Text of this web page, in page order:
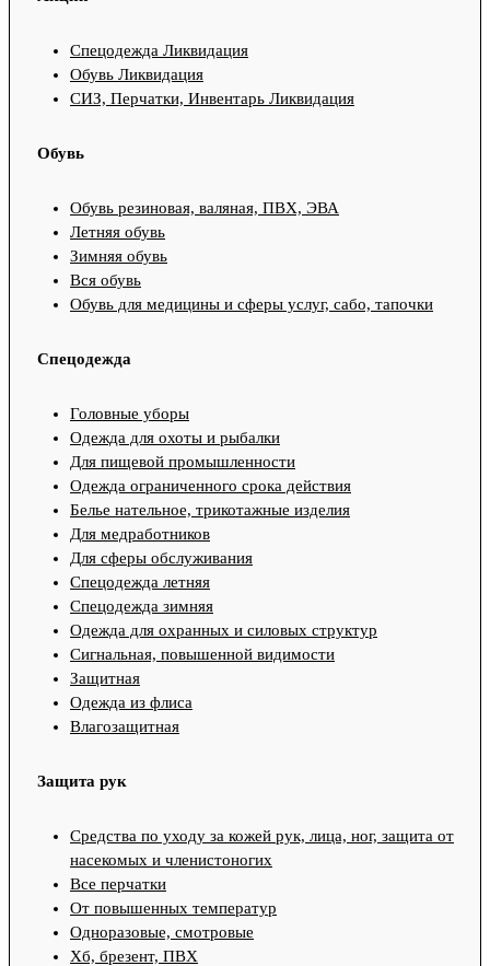
Спецодежда Ликвидация
Обувь Ликвидация
СИЗ, Перчатки, Инвентарь Ликвидация
Обувь
Обувь резиновая, валяная, ПВХ, ЭВА
Летняя обувь
Зимняя обувь
Вся обувь
Обувь для медицины и сферы услуг, сабо, тапочки
Спецодежда
Головные уборы
Одежда для охоты и рыбалки
Для пищевой промышленности
Одежда ограниченного срока действия
Белье нательное, трикотажные изделия
Для медработников
Для сферы обслуживания
Спецодежда летняя
Спецодежда зимняя
Одежда для охранных и силовых структур
Сигнальная, повышенной видимости
Защитная
Одежда из флиса
Влагозащитная
Защита рук
Средства по уходу за кожей рук, лица, ног, защита от
насекомых и членистоногих
Все перчатки
От повышенных температур
Одноразовые, смотровые
Хб, брезент, ПВХ